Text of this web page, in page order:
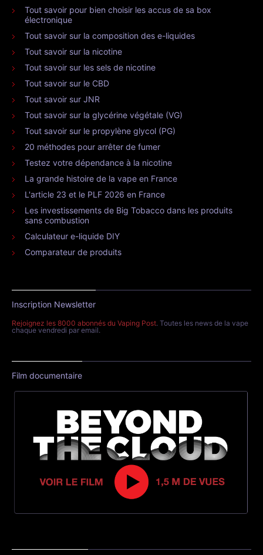
Tout savoir pour bien choisir les accus de sa box
électronique
Tout savoir sur la composition des e-liquides
Tout savoir sur la nicotine
Tout savoir sur les sels de nicotine
Tout savoir sur le CBD
Tout savoir sur JNR
Tout savoir sur la glycérine végétale (VG)
Tout savoir sur le propylène glycol (PG)
20 méthodes pour arrêter de fumer
Testez votre dépendance à la nicotine
La grande histoire de la vape en France
L'article 23 et le PLF 2026 en France
Les investissements de Big Tobacco dans les produits
sans combustion
Calculateur e-liquide DIY
Comparateur de produits
Inscription Newsletter
Rejoignez les 8000 abonnés du Vaping Post. Toutes les news de la vape
chaque vendredi par email.
Film documentaire